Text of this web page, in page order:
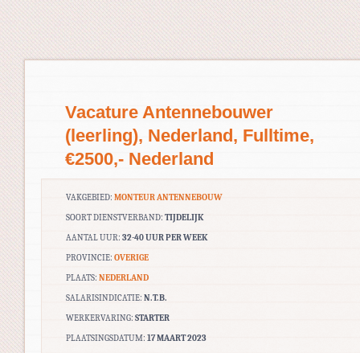
Vacature Antennebouwer
(leerling), Nederland, Fulltime,
€2500,- Nederland
VAKGEBIED: MONTEUR ANTENNEBOUW
SOORT DIENSTVERBAND: TIJDELIJK
AANTAL UUR: 32-40 UUR PER WEEK
PROVINCIE: OVERIGE
PLAATS: NEDERLAND
SALARISINDICATIE: N.T.B.
WERKERVARING: STARTER
PLAATSINGSDATUM: 17 MAART 2023